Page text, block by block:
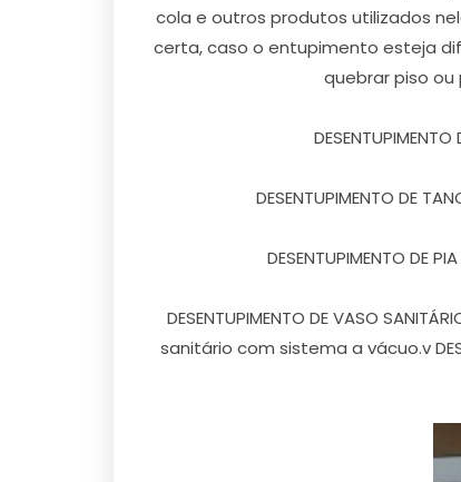
cola e outros produtos utilizados
certa, caso o entupimento esteja
quebrar piso
DESENTUPIMENTO DE
DESENTUPIMENTO
DESENTUPIMENTO DE VASO
sanitário com sistema a vácuo.v